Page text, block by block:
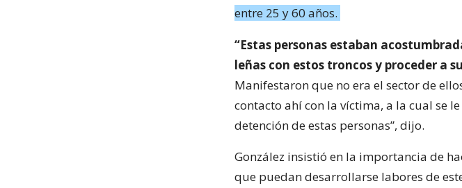
entre 25 y 60 años.
“Estas personas estaban
leñas con estos troncos y proceder a
Manifestaron que no era el sector de
contacto ahí con la víctima, a la cual se
detención de estas personas”, dijo.
González insistió en la importancia de
que puedan desarrollarse labores de